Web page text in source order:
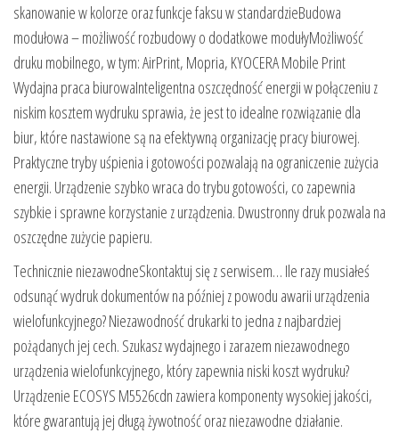
skanowanie w kolorze oraz funkcje faksu w standardzieBudowa
modułowa – możliwość rozbudowy o dodatkowe modułyMożliwość
druku mobilnego, w tym: AirPrint, Mopria, KYOCERA Mobile Print
Wydajna praca biurowaInteligentna oszczędność energii w połączeniu z
niskim kosztem wydruku sprawia, że jest to idealne rozwiązanie dla
biur, które nastawione są na efektywną organizację pracy biurowej.
Praktyczne tryby uśpienia i gotowości pozwalają na ograniczenie zużycia
energii. Urządzenie szybko wraca do trybu gotowości, co zapewnia
szybkie i sprawne korzystanie z urządzenia. Dwustronny druk pozwala na
oszczędne zużycie papieru.
Technicznie niezawodneSkontaktuj się z serwisem… Ile razy musiałeś
odsunąć wydruk dokumentów na później z powodu awarii urządzenia
wielofunkcyjnego? Niezawodność drukarki to jedna z najbardziej
pożądanych jej cech. Szukasz wydajnego i zarazem niezawodnego
urządzenia wielofunkcyjnego, który zapewnia niski koszt wydruku?
Urządzenie ECOSYS M5526cdn zawiera komponenty wysokiej jakości,
które gwarantują jej długą żywotność oraz niezawodne działanie.